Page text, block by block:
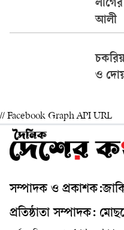
আলী
ও
// Facebook Graph API URL
সম্পাদক ও
প্রতিষ্ঠাতা সম্পাদক: